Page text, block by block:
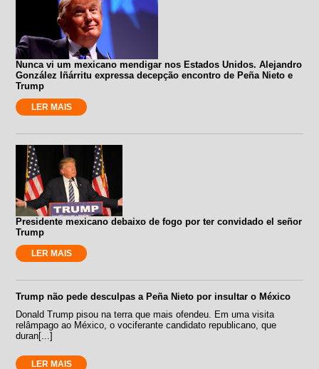
Nunca vi um mexicano mendigar nos Estados Unidos. Alejandro
González Iñárritu expressa decepção encontro de Peña Nieto e
Trump
LER MAIS
Presidente mexicano debaixo de fogo por ter convidado el señor
Trump
LER MAIS
Trump não pede desculpas a Peña Nieto por insultar o México
Donald Trump pisou na terra que mais ofendeu. Em uma visita
relâmpago ao México, o vociferante candidato republicano, que
duran[...]
LER MAIS